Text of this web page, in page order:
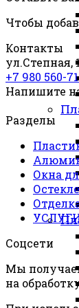
Чтобы
Контакты
ул.Степная,
+7 980 560-
Напишите
Разделы
Окна
Соцсети
Мы
на